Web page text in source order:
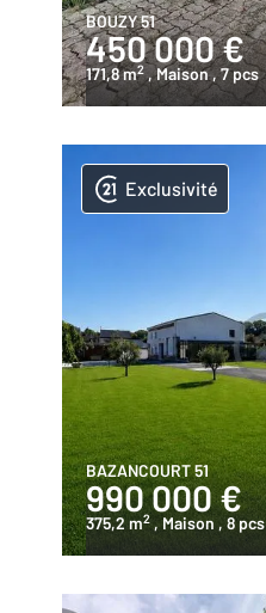
BOUZY 51
450 000 €
171,8 m2 , Maison, 7 pcs
Exclusivité
BAZANCOURT 51
990 000 €
375,2 m2 , Maison , 8 pcs